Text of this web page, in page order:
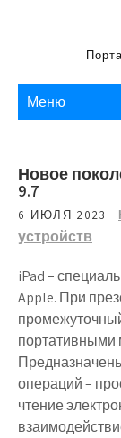
содержимому
Меню
Новое
9.7
6 ИЮЛЯ 2023
устройств
iPad –
Apple. При
портативными
операций –
чтение